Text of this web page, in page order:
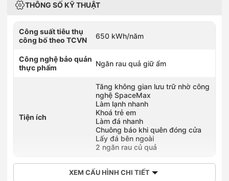
THÔNG SỐ KỸ THUẬT
Công suất tiêu thụ
công bố theo TCVN
650 kWh/năm
Công nghệ bảo quản
thực phẩm
Ngăn rau quả giữ ẩm
Tiện ích
Tăng không gian lưu trữ nhờ công
nghệ SpaceMax
Làm lạnh nhanh
Khoá trẻ em
Làm đá nhanh
Chuông báo khi quên đóng cửa
Lấy đá bên ngoài
2 ngăn rau củ quả
XEM CẤU HÌNH CHI TIẾT